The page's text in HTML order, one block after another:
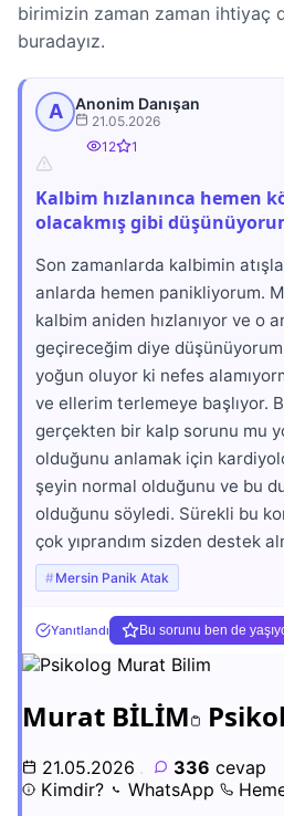
birimizin zaman zaman ihtiyaç
buradayız.
A Anonim Danışan
21.05.2026
12
1
Kalbim hızlanınca hemen
olacakmış gibi
Son zamanlarda kalbimin
anlarda hemen panikliyorum.
kalbim aniden hızlanıyor ve o
geçireceğim diye
yoğun oluyor ki nefes
ve ellerim terlemeye başlıyor.
gerçekten bir kalp sorunu mu
olduğunu anlamak için
şeyin normal olduğunu ve bu
olduğunu söyledi. Sürekli bu
çok yıprandım sizden destek
Mersin Panik Atak
Yanıtlandı Bu sorunu ben de
Murat BİLİM
21.05.2026 . 336 cevap
Kimdir?
WhatsApp